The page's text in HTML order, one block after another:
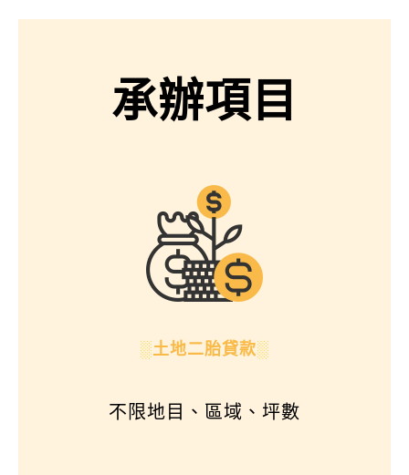
承辦項目
░土地二胎貸款░
不限地目、區域、坪數